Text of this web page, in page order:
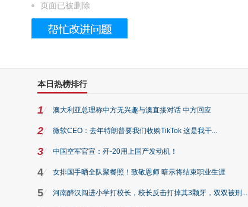
这个3.2米的长卷，还原了600岁的紫禁城
页面已被删除
本日热榜排行
1 澳大利亚总理称中方无兴趣与澳直接对话 中方回应
2 微软CEO：去年特朗普要我们收购TikTok 这是我干...
3 中国空军官宣：歼-20用上国产发动机！
4 女排国手晒全队聚餐照！致敬恩师 暗示将结束职业生涯
5 河南醉汉闯进小学打校长，校长反击打掉其3颗牙，双双被刑...